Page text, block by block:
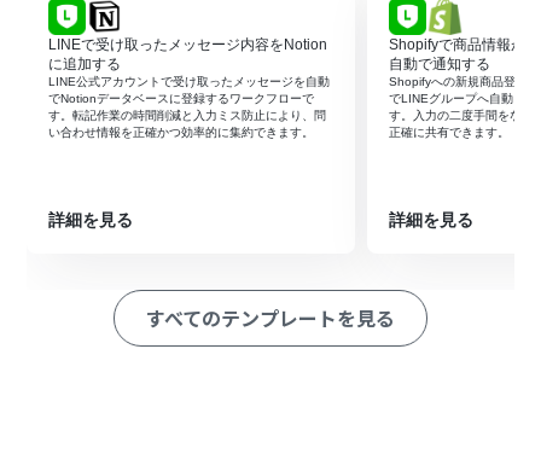
ザーからメッセージを受けとったら」アクションを設定し
て、メッセージの受信を検知します。
オペレーションで分岐機能を使用し、受信したメッセー
ジの内容に応じて後続の処理を分けるための条件を設定
します。
最後に、オペレーションでHubSpotの「チケットを作
※「トリガー」：フロー起動のきっかけとなるアクション、「オ
■このワークフローのカスタムポイント
分岐機能の設定では、LINE公式アカウントから受信した
メッセージに含まれる特定のキーワードなどを条件にし
LINEで受け取ったメッセージ内容をNotion
に追加する
LINE公式アカウントで受け取ったメッセージを自動
でNotionデータベースに登録するワークフローで
す。転記作業の時間削減と入力ミス防止により、問
い合わせ情報を正確かつ効率的に集約できます。
詳細を見る
Shopifyで商品情報が
自動で通知する
Shopifyへの新規商品登録
でLINEグループへ自動メ
す。入力の二度手間をなく
正確に共有できます。
詳細を見る
すべてのテンプレートを見る